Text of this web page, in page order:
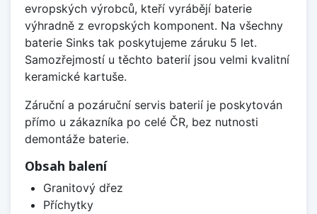
evropských výrobců, kteří vyrábějí baterie
výhradně z evropských komponent. Na všechny
baterie Sinks tak poskytujeme záruku 5 let.
Samozřejmostí u těchto baterií jsou velmi kvalitní
keramické kartuše.
Záruční a pozáruční servis baterií je poskytován
přímo u zákazníka po celé ČR, bez nutnosti
demontáže baterie.
Obsah balení
Granitový dřez
Příchytky